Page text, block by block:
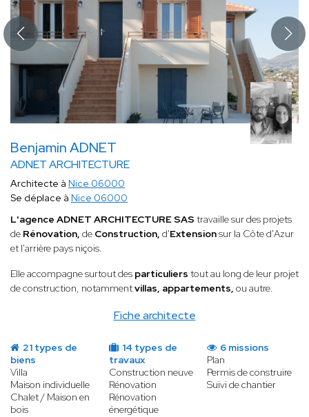
Benjamin ADNET
ADNET ARCHITECTURE
Fiche architecte
Architecte à Nice 06000
Se déplace à Nice 06000
L'agence ADNET ARCHITECTURE SAS travaille sur des projets
de Rénovation, de Construction, d'Extensionsur la Côte d'Azur
et l'arrière pays niçois.
Elle accompagne surtout des particuliers tout au long de leur projet
de construction, notammentvillas, appartements, ou autre.
21 types de
biens
Villa
Maison individuelle
Chalet / Maison en
bois
14 types de
travaux
Construction neuve
Rénovation
Rénovation
énergétique
6 missions
Plan
Permis de construire
Suivi de chantier